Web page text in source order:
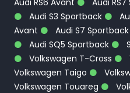
Audi RS6 Avant
Audi
Audi S3 Sportback
Avant
Audi S7 Sportback
Audi SQ5 Sportback
Volkswagen T-Cross
Volkswagen Taigo
Volkswagen Touareg